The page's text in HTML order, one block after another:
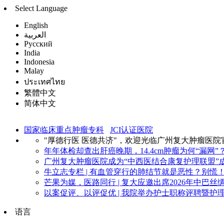
Select Language
English
العربية
Русский
India
Indonesia
Malay
ประเทศไทย
繁體中文
简体中文
国家临床重点肿瘤专科
JCI认证医院
"厚德行医 医德共济"，欢迎光临广州复大肿瘤医院
年年体检却查出肝癌晚期，14.4cm肿瘤为何“漏网”
广州复大肿瘤医院成为“中西医结合康复护理联盟”
牛立志专栏 | 有血管穿行的肺结节就是恶性？别慌
芒果为媒，医路同行 | 复大应邀出席2026年中巴丝
以案促评、以评促优 | 我院举办护士职称评聘暨护
语言